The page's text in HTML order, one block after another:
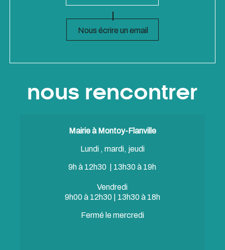
Nous écrire un email
nous rencontrer
Mairie à Montoy-Flanville
Lundi , mardi, jeudi
9h à 12h30 | 13h30 à 19h
Vendredi
9h00 à 12h30 | 13h30 à 18h
Fermé le mercredi